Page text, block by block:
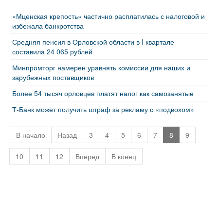
«Мценская крепость» частично расплатилась с налоговой и
избежала банкротства
Средняя пенсия в Орловской области в I квартале
составила 24 065 рублей
Минпромторг намерен уравнять комиссии для наших и
зарубежных поставщиков
Более 54 тысяч орловцев платят налог как самозанятые
Т‑Банк может получить штраф за рекламу с «подвохом»
В начало Назад 3 4 5 6 7 8 9
10 11 12 Вперед В конец